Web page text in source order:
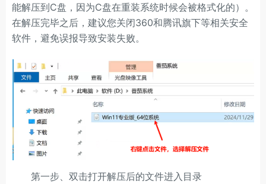
能解压到C盘，因为C盘在重装系统时候会被格式化的）。
在解压完毕之后，建议您关闭360和腾讯旗下等相关安全
软件，避免误报导致安装失败。
第一步、双击打开解压后的文件进入目录